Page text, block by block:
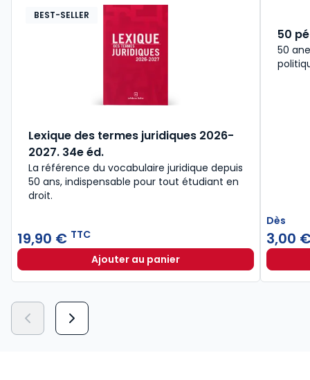
BEST-SELLER
Lexique des termes juridiques 2026-
2027. 34e éd.
La référence du vocabulaire juridique depuis
50 ans, indispensable pour tout étudiant en
droit.​
19,90 € TTC
Ajouter au panierLexique des termes juridiques
50
50
Dès
3,00